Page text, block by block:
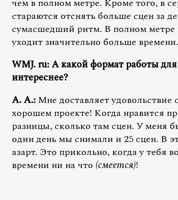
чем в полном метре. Кроме того, в
стараются отснять больше сцен за
сумасшедший ритм. В полном метре
уходит значительно больше времени.
WMJ. ru: А какой формат работы
интереснее?
А. А.: Мне доставляет удовольствие
хорошем проекте! Когда нравится
разницы, сколько там сцен. У меня
один день мы снимали и 25 сцен. В
азарт. Это прикольно, когда у тебя
времени ни на что (смеется)!